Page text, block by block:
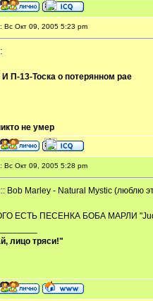
Вс Окт 09, 2005 5:23 pm
П-13-Тоска о потерянном рае
не умер
Вс Окт 09, 2005 5:28 pm
Bob Marley - Natural Mystic (люблю
ЕСТЬ ПЕСЕНКА БОБА МАРЛИ
лицо тряси!"